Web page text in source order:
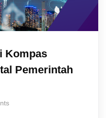
Kompas
Pemerintah